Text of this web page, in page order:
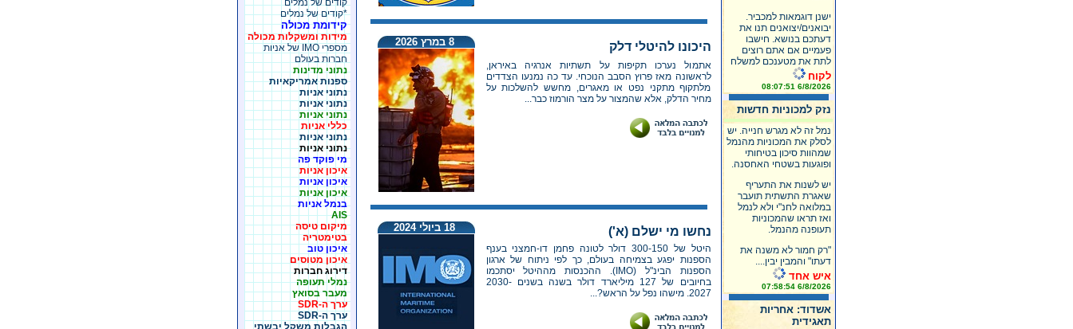
ישנן דוגמאות למכביר.
יבואנים/יצואנים תנו את
דעתכם בנושא. חישבו
פעמיים אם אתם רוצים
לתת את מטענכם למשלח
לקוח
6/8/2026 08:07:51
נזק למכוניות חדשות
נמל זה לא מגרש חנייה. יש
לסלק את המכוניות מהנמל
שמהוות סיכון בטיחותי
ופוגעות בשטחי האחסנה.
יש לשנות את התעריף
שאגרת התשתית תועבר
במלואה לחנ"י ולא לנמל
ואז תראו שהמכוניות
תעופנה מהנמל.
"רק חמור לא משנה את
דעתו" והמבין יבין....
איש אחד
6/8/2026 07:58:54
אשדוד: אחריות
תאגידית
היכונו להיטלי דלק 8 במרץ 2026
אתמול נערכו תקיפות על תשתיות אנרגיה באיראן,
לראשונה מאז פרוץ הסבב הנוכחי. עד כה נמנעו הצדדים
מלתקוף מתקני נפט או מאגרים, מחשש להשלכות על
מחיר הדלק, אלא שהמצור על מצר הורמוז כבר...
נחשו מי ישלם (א')
היטל של 300-150 דולר לטונה פחמן דו-חמצני בענף
הספנות יפגע בצמיחה בעולם, כך לפי ניתוח של ארגון
הספנות הבינ"ל (IMO). ההכנסות מההיטל יסתכמו
בחיובים של 127 מיליארד דולר בשנה בשנים 2030-
2027. מישהו נפל על הראש?...
קודים של נמלים
*קודים של נמלים
קידומת מכולה
מידות ומשקלות מכולה
מספרי IMO של אניות
חברות בעולם
נתוני מדינות
ספנות אמריקאיות
נתוני אניות
נתוני אניות
נתוני אניות
כללי אניות
נתוני אניות
נתוני אניות
מי פוקד פה
איכון אניות
איכון אניות
איכון אניות
בנמל אניות
AIS
מיקום טיסה
בטימטריה
איכון טוב
איכון מטוסים
דירוג חברות
נמלי תעופה
מעבר בסואץ
ערך ה-SDR
ערך ה-SDR
הגבלות משקל יבשתי